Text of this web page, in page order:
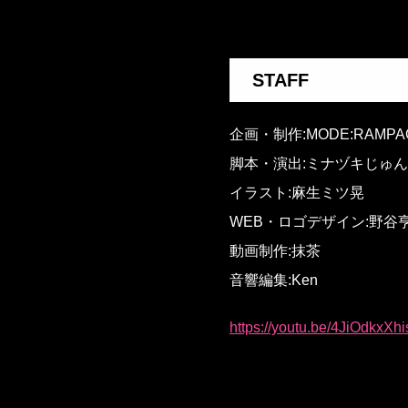
STAFF
企画・制作
脚本・演出:ミナヅキじゅん
イラスト:麻生ミツ晃
WEB・ロゴデザイン:野谷
動画制作:抹茶
音響編集:Ken
https://youtu.be/